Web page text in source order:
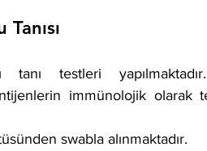
tanı testleri
immünolojik olarak
swabla alınmaktadır.